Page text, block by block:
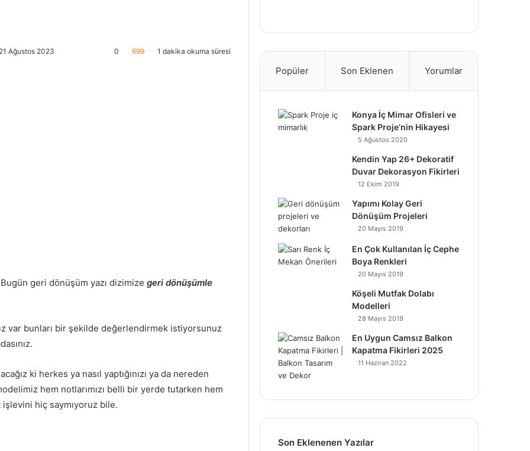
Ağustos 2023 0 699 1 dakika okuma süresi
geri dönüşüm yazı dizimize geri dönüşümle
var bunları bir şekilde değerlendirmek istiyorsunuz
ki herkes ya nasıl yaptığınızı ya da nereden
hem notlarımızı belli bir yerde tutarken hem
işlevini hiç saymıyoruz bile.
Popüler Son Eklenen Yorumlar
Konya İç Mimar Ofisleri ve
Spark Proje’nin Hikayesi
5 Ağustos 2020
Kendin Yap 26+ Dekoratif
Duvar Dekorasyon Fikirleri
12 Ekim 2019
Yapımı Kolay Geri
Dönüşüm Projeleri
20 Mayıs 2019
En Çok Kullanılan İç Cephe
Boya Renkleri
20 Mayıs 2019
Köşeli Mutfak Dolabı
Modelleri
28 Mayıs 2019
En Uygun Camsız Balkon
Kapatma Fikirleri 2025
11 Haziran 2022
Son Eklenenen Yazılar